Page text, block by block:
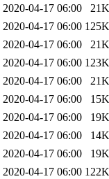
2020-04-17 06:00
21K
2020-04-17 06:00 125K
2020-04-17 06:00
21K
2020-04-17 06:00 123K
2020-04-17 06:00
21K
2020-04-17 06:00
15K
2020-04-17 06:00
19K
2020-04-17 06:00
14K
2020-04-17 06:00
19K
2020-04-17 06:00 122K